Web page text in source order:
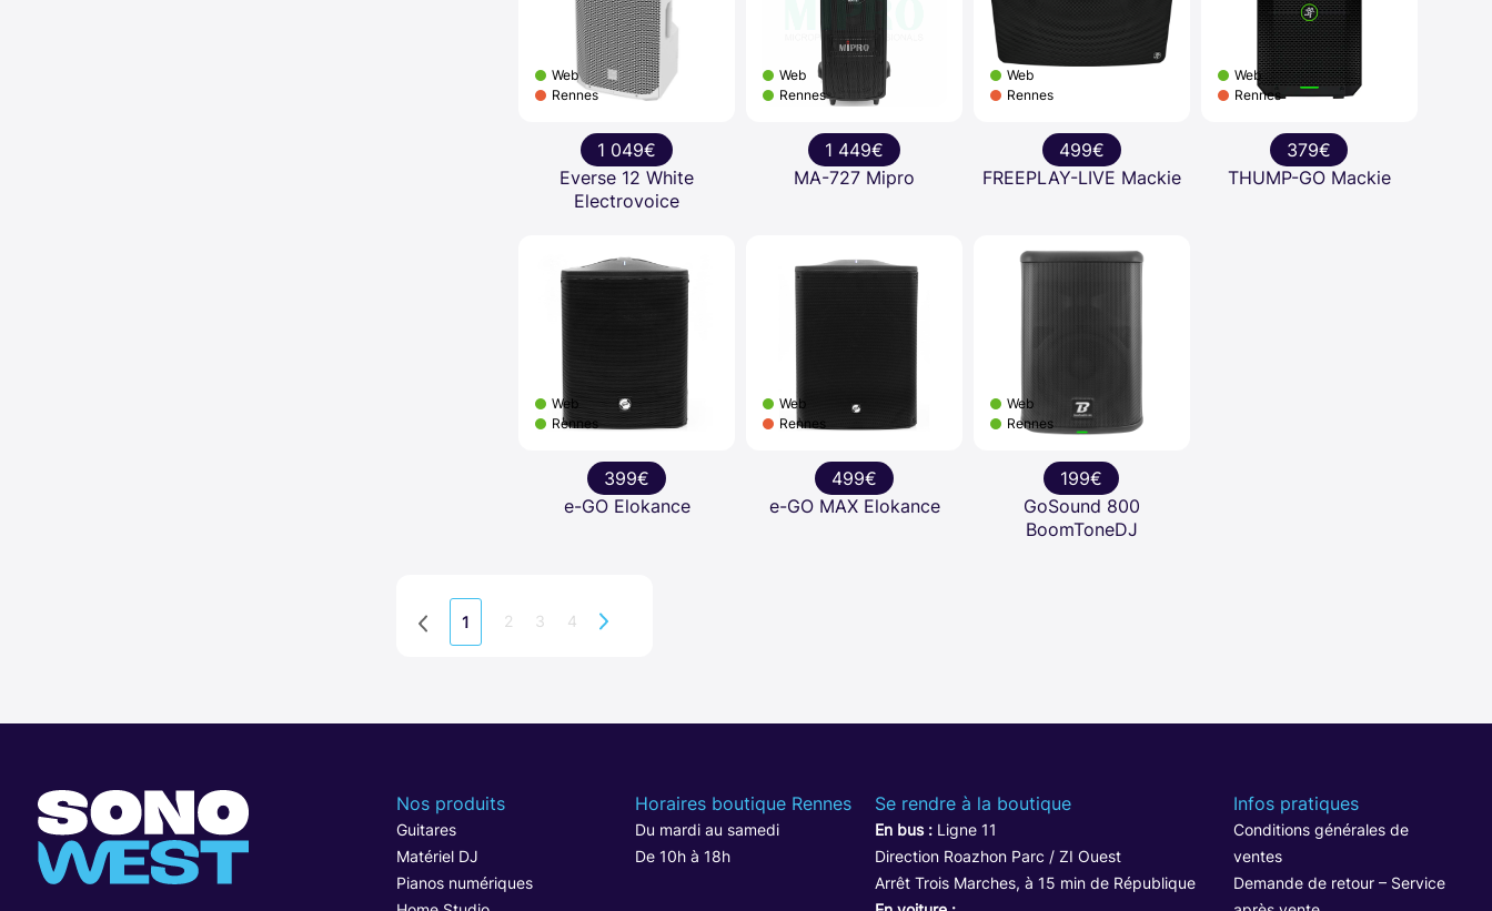
Web
Rennes
1 049€
Everse 12 White
Electrovoice
Web
Rennes
1 449€
MA-727 Mipro
Web
Rennes
499€
FREEPLAY-LIVE Mackie
Web
Rennes
379€
THUMP-GO Mackie
Web
Rennes
399€
e-GO Elokance
Web
Rennes
499€
e-GO MAX Elokance
Web
Rennes
199€
GoSound 800
BoomToneDJ
1 2 3 4
Nos produits
Guitares
Matériel DJ
Pianos numériques
Horaires boutique Rennes
Du mardi au samedi
De 10h à 18h
Se rendre à la boutique
En bus :Ligne 11
Direction Roazhon Parc / ZI Ouest
Arrêt Trois Marches, à 15 min de République
Infos pratiques
Conditions générales de
ventes
Demande de retour – Service